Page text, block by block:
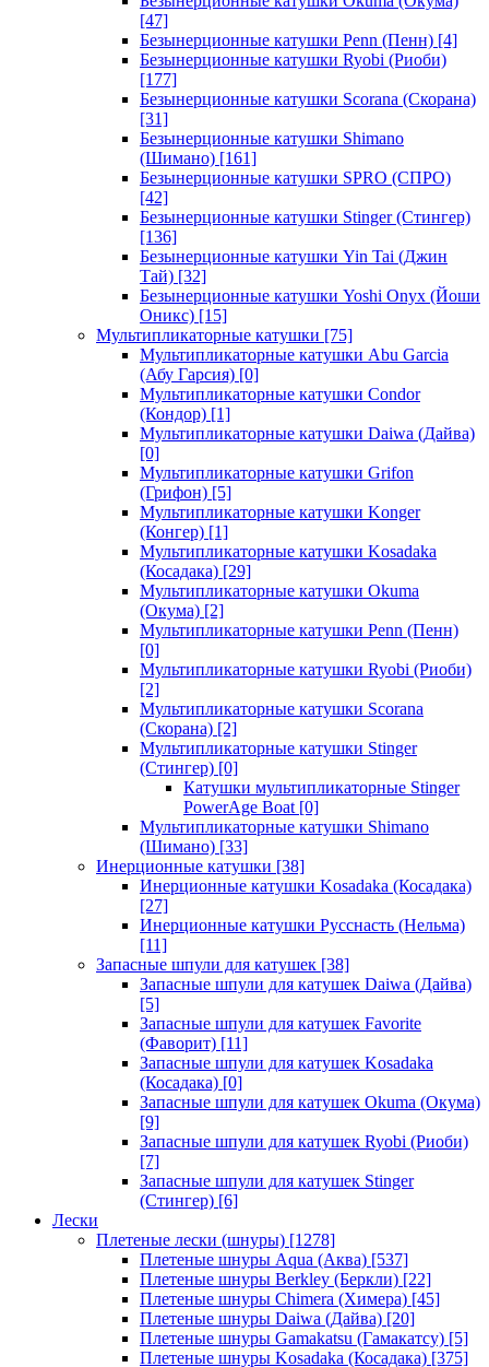
[47]
Безынерционные катушки Penn (Пенн) [4]
Безынерционные катушки Ryobi (Риоби)
[177]
Безынерционные катушки Scorana (Скорана)
[31]
Безынерционные катушки Shimano
(Шимано) [161]
Безынерционные катушки SPRO (СПРО)
[42]
Безынерционные катушки Stinger (Стингер)
[136]
Безынерционные катушки Yin Tai (Джин
Тай) [32]
Безынерционные катушки Yoshi Onyx (Йоши
Оникс) [15]
Мультипликаторные катушки [75]
Мультипликаторные катушки Abu Garcia
(Абу Гарсия) [0]
Мультипликаторные катушки Condor
(Кондор) [1]
Мультипликаторные катушки Daiwa (Дайва)
[0]
Мультипликаторные катушки Grifon
(Грифон) [5]
Мультипликаторные катушки Konger
(Конгер) [1]
Мультипликаторные катушки Kosadaka
(Косадака) [29]
Мультипликаторные катушки Okuma
(Окума) [2]
Мультипликаторные катушки Penn (Пенн)
[0]
Мультипликаторные катушки Ryobi (Риоби)
[2]
Мультипликаторные катушки Scorana
(Скорана) [2]
Мультипликаторные катушки Stinger
(Стингер) [0]
Катушки мультипликаторные Stinger
PowerAge Boat [0]
Мультипликаторные катушки Shimano
(Шимано) [33]
Инерционные катушки [38]
Инерционные катушки Kosadaka (Косадака)
[27]
Инерционные катушки Русснасть (Нельма)
[11]
Запасные шпули для катушек [38]
Запасные шпули для катушек Daiwa (Дайва)
[5]
Запасные шпули для катушек Favorite
(Фаворит) [11]
Запасные шпули для катушек Kosadaka
(Косадака) [0]
Запасные шпули для катушек Okuma (Окума)
[9]
Запасные шпули для катушек Ryobi (Риоби)
[7]
Запасные шпули для катушек Stinger
(Стингер) [6]
Лески
Плетеные лески (шнуры) [1278]
Плетеные шнуры Aqua (Аква) [537]
Плетеные шнуры Berkley (Беркли) [22]
Плетеные шнуры Chimera (Химера) [45]
Плетеные шнуры Daiwa (Дайва) [20]
Плетеные шнуры Gamakatsu (Гамакатсу) [5]
Плетеные шнуры Kosadaka (Косадака) [375]